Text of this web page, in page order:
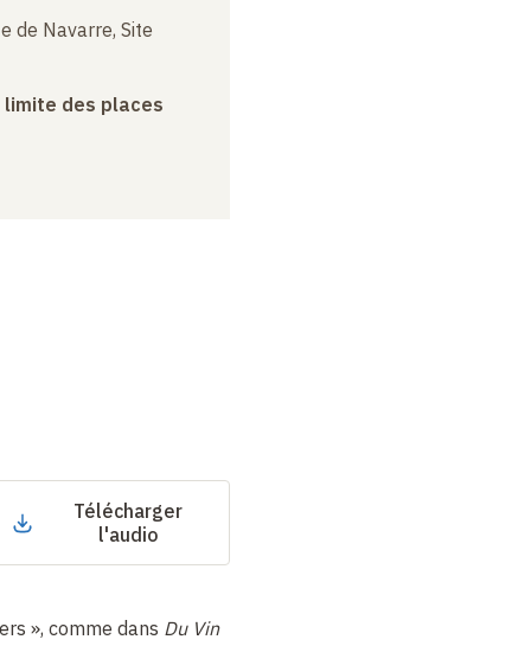
de Navarre, Site
limite des places
Télécharger
l'audio
», comme dans Du Vin